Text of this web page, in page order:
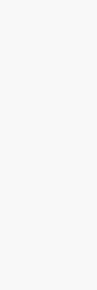
КОРПУС БЛОКА
КРОНШТЕЙН БЛОКА
КРОНШТЕЙН